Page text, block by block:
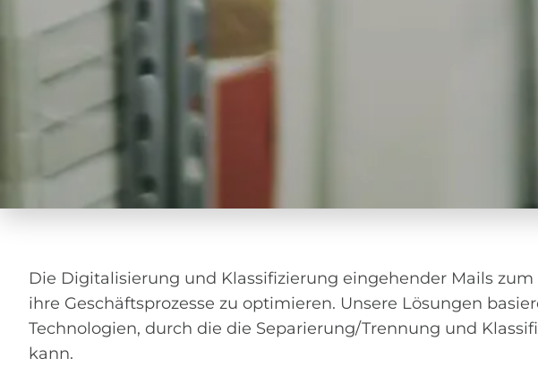
Die Digitalisierung und Klassifizierung eingehender Mails
ihre Geschäftsprozesse zu optimieren. Unsere Lösungen
Technologien, durch die die Separierung/Trennung und
kann.